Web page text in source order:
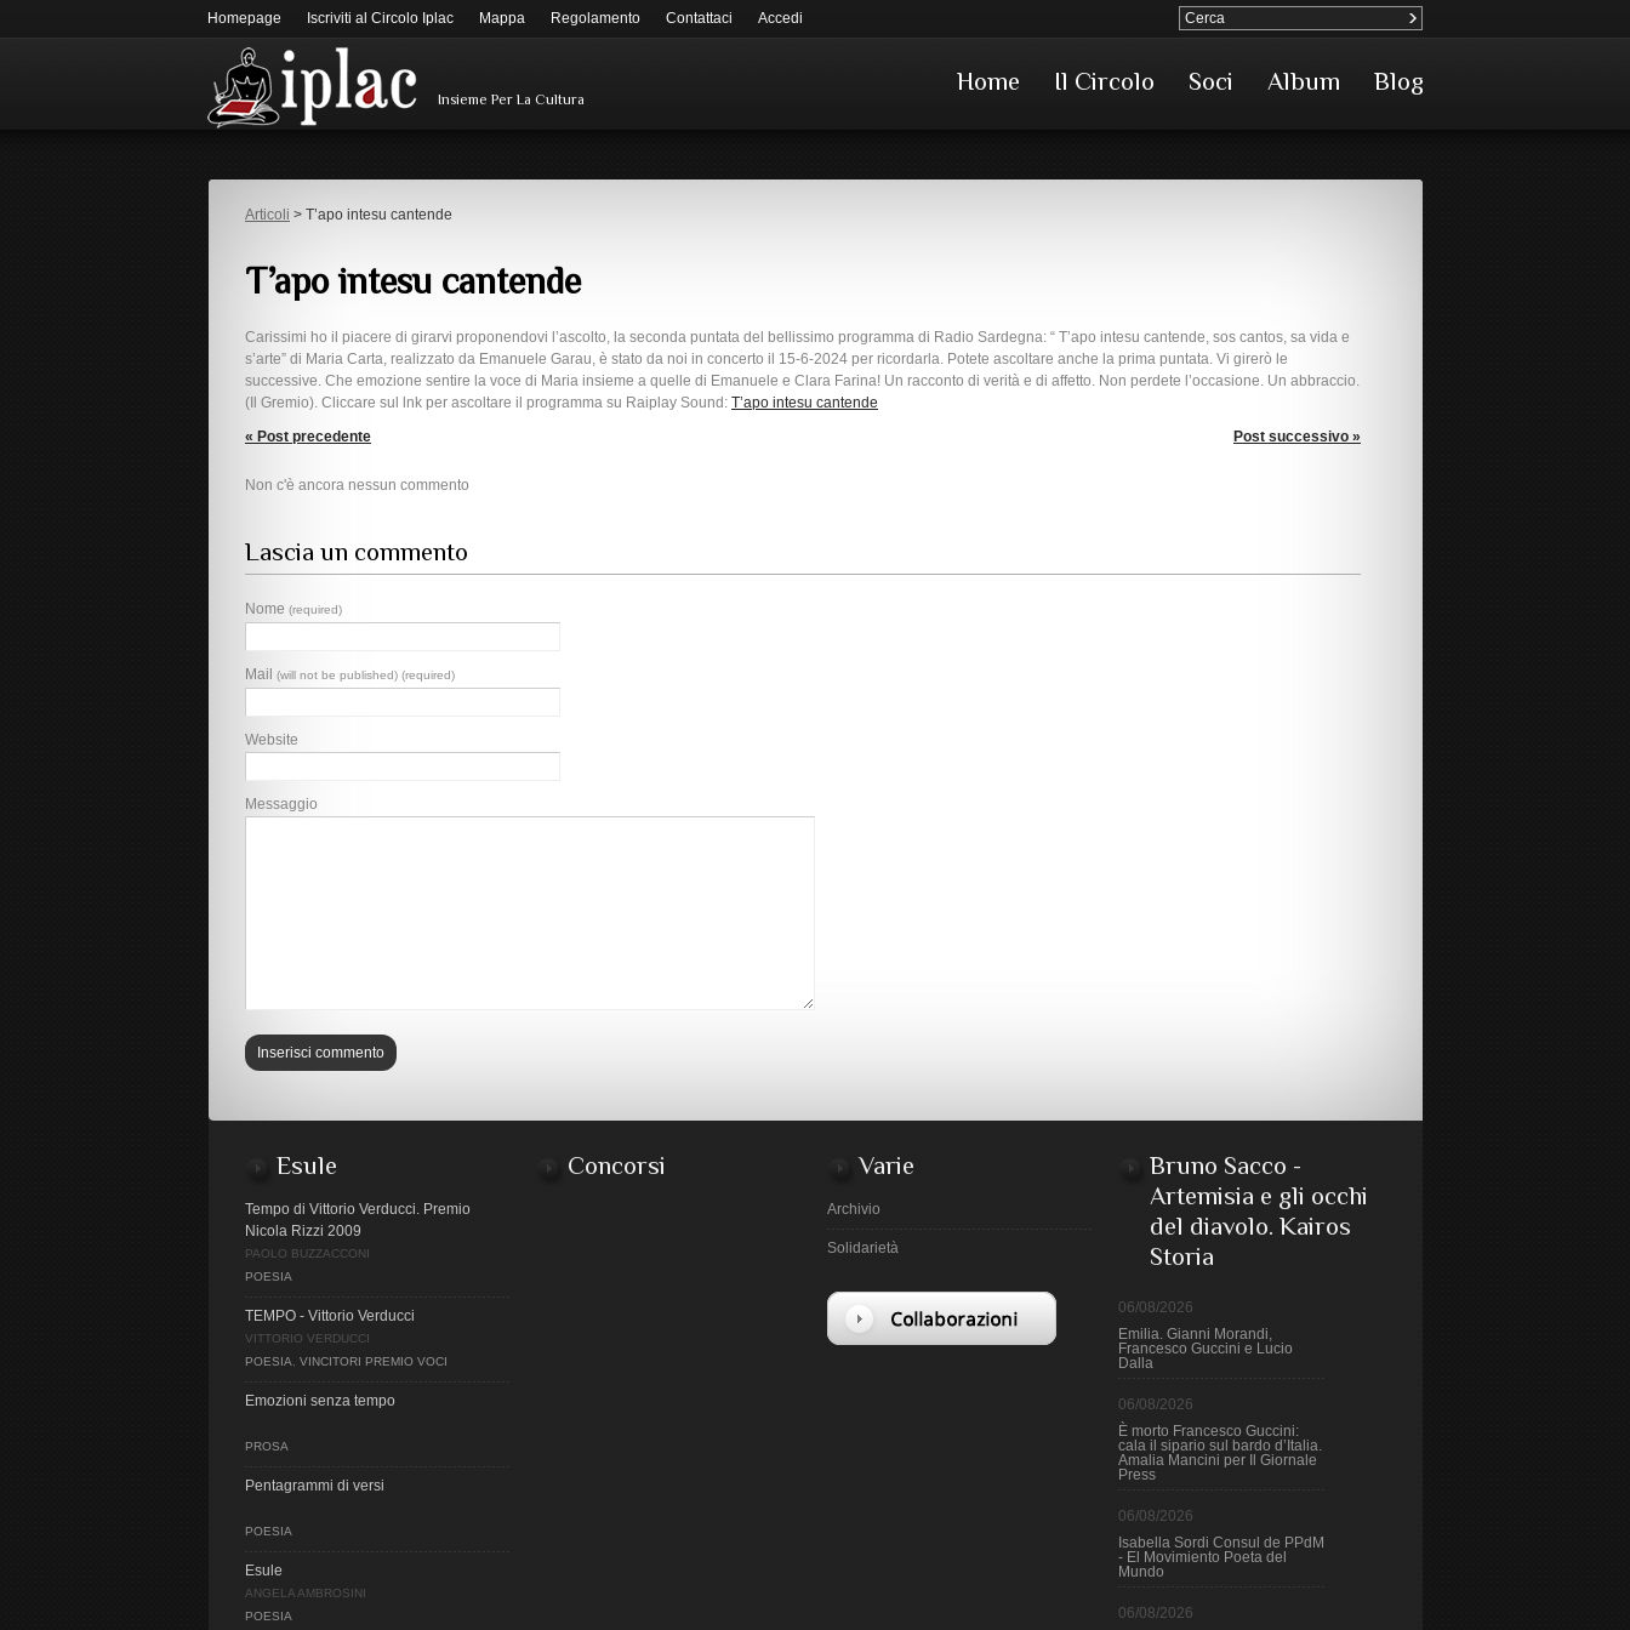
Homepage Iscriviti al Circolo Iplac Mappa Regolamento Contattaci Accedi
Insieme Per La Cultura
Home Il Circolo Soci Album Blog
Articoli > T’apo intesu cantende
T’apo intesu cantende
Carissimi ho il piacere di girarvi proponendovi l’ascolto, la seconda puntata del bellissimo programma di Radio Sardegna: “ T’apo intesu cantende, sos cantos, sa vida e
s’arte” di Maria Carta, realizzato da Emanuele Garau, è stato da noi in concerto il 15-6-2024 per ricordarla. Potete ascoltare anche la prima puntata. Vi girerò le
successive. Che emozione sentire la voce di Maria insieme a quelle di Emanuele e Clara Farina! Un racconto di verità e di affetto. Non perdete l’occasione. Un abbraccio.
(Il Gremio). Cliccare sul lnk per ascoltare il programma su Raiplay Sound: T’apo intesu cantende
« Post precedente
Post successivo »
Non c'è ancora nessun commento
Lascia un commento
Nome (required)
Mail (will not be published) (required)
Website
Messaggio
Esule
Tempo di Vittorio Verducci. Premio
Nicola Rizzi 2009
PAOLO BUZZACCONI
POESIA
TEMPO - Vittorio Verducci
VITTORIO VERDUCCI
POESIA
VINCITORI PREMIO VOCI
Emozioni senza tempo
PROSA
Pentagrammi di versi
POESIA
Esule
ANGELA AMBROSINI
POESIA
Concorsi Varie
Archivio
Solidarietà
Bruno Sacco -
Artemisia e gli occhi
del diavolo. Kairos
Storia
06/08/2026
Emilia. Gianni Morandi,
Francesco Guccini e Lucio
Dalla
06/08/2026
È morto Francesco Guccini:
cala il sipario sul bardo d’Italia.
Amalia Mancini per Il Giornale
Press
06/08/2026
Isabella Sordi Consul de PPdM
- El Movimiento Poeta del
Mundo
06/08/2026